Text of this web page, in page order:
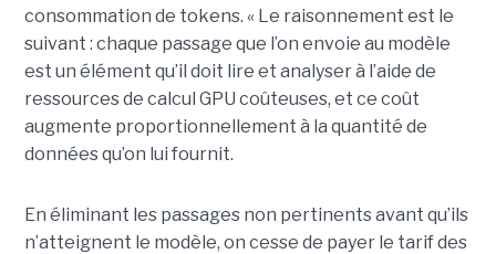
consommation de tokens. « Le raisonnement est le
suivant : chaque passage que l’on envoie au modèle
est un élément qu’il doit lire et analyser à l’aide de
ressources de calcul GPU coûteuses, et ce coût
augmente proportionnellement à la quantité de
données qu’on lui fournit.
En éliminant les passages non pertinents avant qu’ils
n’atteignent le modèle, on cesse de payer le tarif des